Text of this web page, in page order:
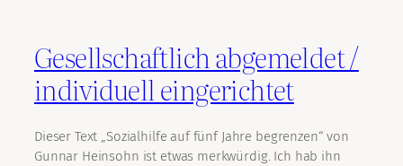
Gesellschaftlich abgemeldet /
individuell eingerichtet
Dieser Text „Sozialhilfe auf fünf Jahre begrenzen“ von
Gunnar Heinsohn ist etwas merkwürdig. Ich hab ihn